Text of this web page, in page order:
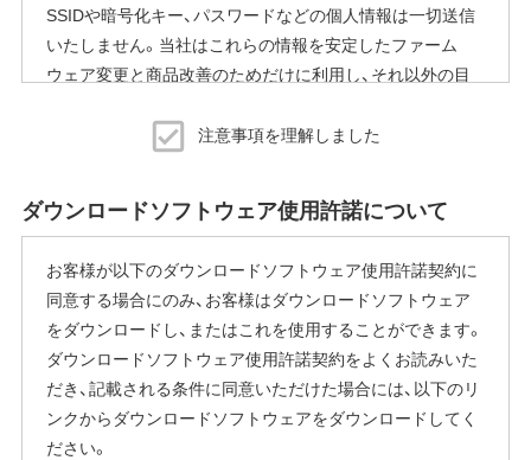
SSIDや暗号化キー、パスワードなどの個人情報は一切送信
いたしません。当社はこれらの情報を安定したファーム
ウェア変更と商品改善のためだけに利用し、それ以外の目
※本機能を停止する方法
完了後すぐにエアステーション設定ツールから商品本体の
設定画面を表示していただき、[管理]-[ファームウェア更新]
内の「ファームウェア自動更新機能」で"自動更新をしな
い"に変更することで停止いただけます。
設定画面の表示方法の詳細は、本商品に同梱の取扱説明書
または、当社ホームページに掲載の「エアステーション設定
ガイド」をご覧ください。
本機能にはその他に下記の注意事項がございます。
注意事項を理解しました
ダウンロードソフトウェア使用許諾について
お客様が以下のダウンロードソフトウェア使用許諾契約に
同意する場合にのみ、お客様はダウンロードソフトウェア
をダウンロードし、またはこれを使用することができます。
ダウンロードソフトウェア使用許諾契約をよくお読みいた
だき、記載される条件に同意いただけた場合には、以下のリ
ンクからダウンロードソフトウェアをダウンロードしてく
ださい。